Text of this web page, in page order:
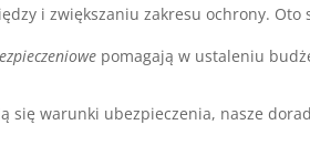
i zwiększaniu zakresu ochrony.
pomagają w ustaleniu
się warunki ubezpieczenia, nasze